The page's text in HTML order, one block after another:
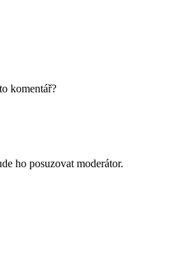
komentář?
ho posuzovat moderátor.